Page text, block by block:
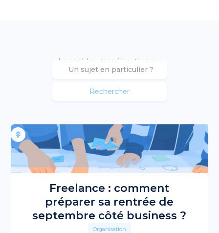
Les articles du même theme :
Freelance : comment
préparer sa rentrée de
septembre côté business ?
Organisation